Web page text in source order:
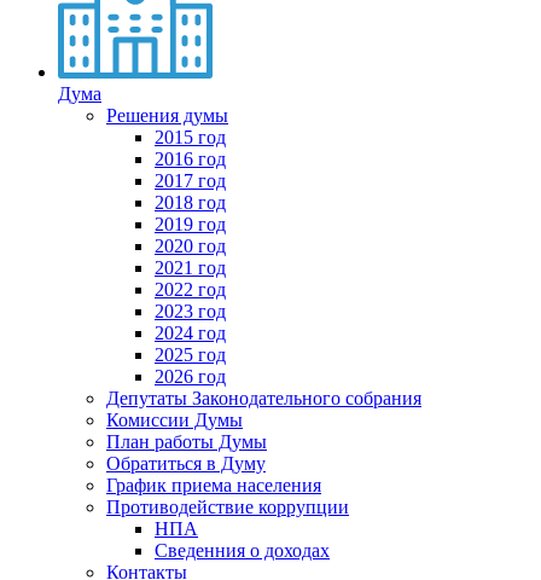
Дума
Решения думы
2015 год
2016 год
2017 год
2018 год
2019 год
2020 год
2021 год
2022 год
2023 год
2024 год
2025 год
2026 год
Депутаты Законодательного собрания
Комиссии Думы
План работы Думы
Обратиться в Думу
График приема населения
Противодействие коррупции
НПА
Сведенния о доходах
Контакты